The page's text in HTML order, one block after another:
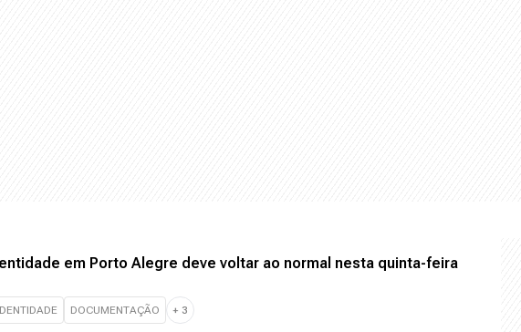
em Porto Alegre deve voltar ao normal nesta quinta-feira
DOCUMENTAÇÃO + 3